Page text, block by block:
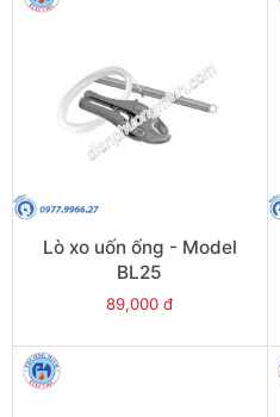
Lò xo uốn ống - Model
BL25
89,000 đ